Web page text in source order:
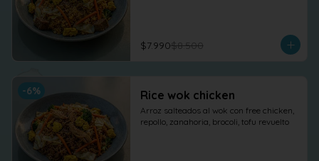
$7.990$8.500
-6% Rice wok chicken
Arroz salteados al wok con free chicken,
repollo, zanahoria, brocoli, tofu revuelto